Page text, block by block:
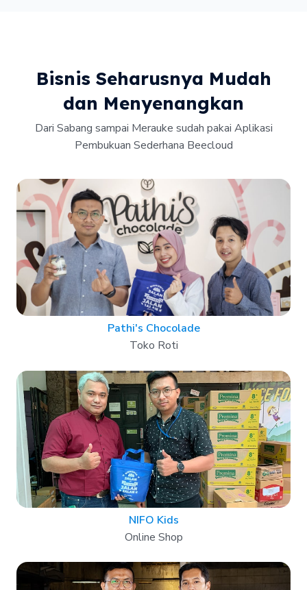
Bisnis Seharusnya Mudah
dan Menyenangkan
Dari Sabang sampai Merauke sudah pakai Aplikasi
Pembukuan Sederhana Beecloud
Pathi's Chocolade
Toko Roti
NIFO Kids
Online Shop